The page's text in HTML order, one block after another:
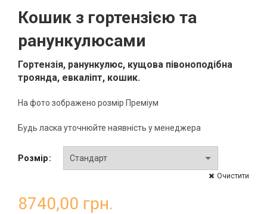
Кошик з гортензією та
ранункулюсами
Гортензія, ранункулюс, кущова півоноподібна
троянда, евкаліпт, кошик.
На фото зображено розмір Преміум
Будь ласка уточнюйте наявність у менеджера
Розмір
Очистити
8740,00 грн.